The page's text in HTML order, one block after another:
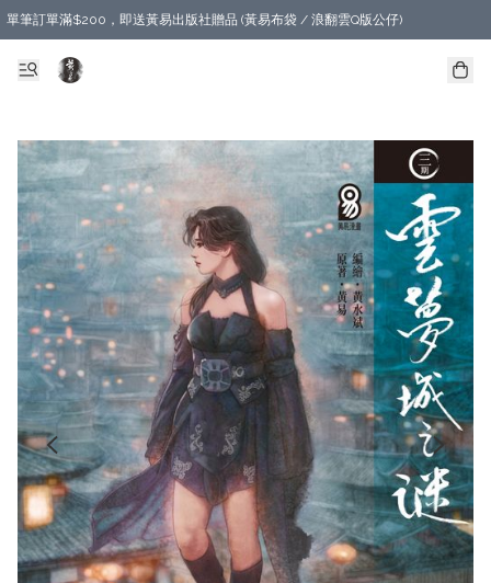
單筆訂單滿$200，即送黃易出版社贈品 (黃易布袋 / 浪翻雲Q版公仔)